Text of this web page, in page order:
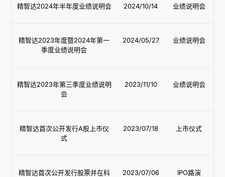
精智达2024年半年度业绩说明会 2024/10/14 业绩说明会
精智达2023年度暨2024年第一
季度业绩说明会
2024/05/27 业绩说明会
精智达2023年第三季度业绩说明
会
2023/11/10 业绩说明会
精智达首次公开发行A股上市仪
式
2023/07/18 上市仪式
精智达首次公开发行股票并在科
2023/07/06 IPO路演